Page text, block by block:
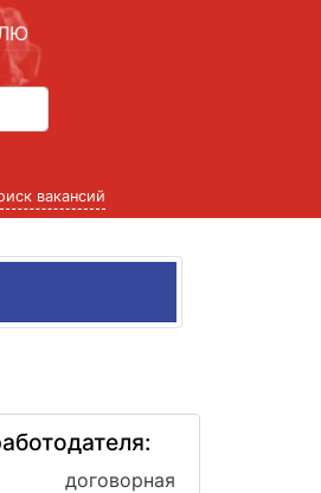
вакансий
договорная